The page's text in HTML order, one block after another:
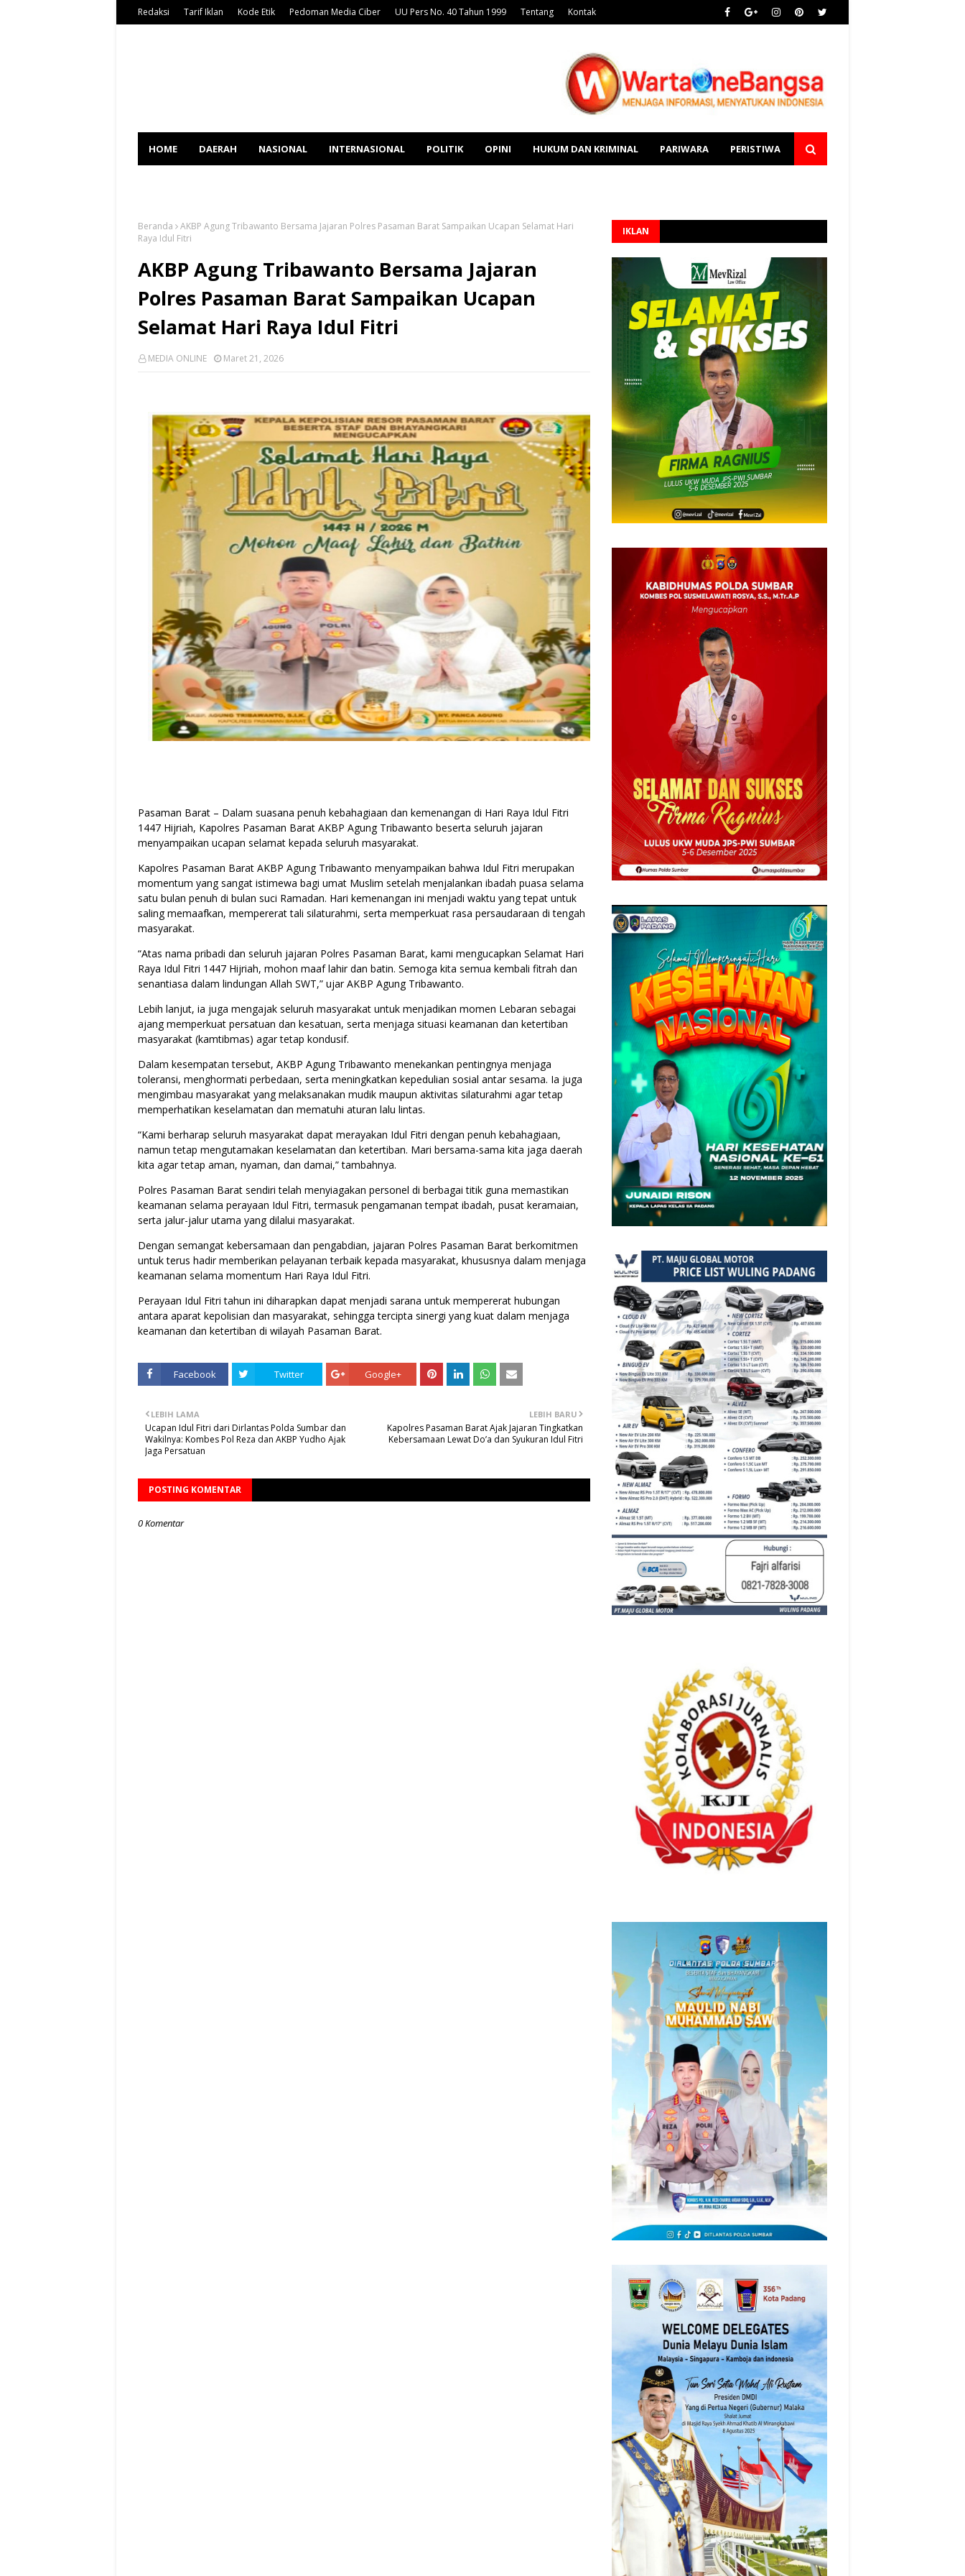
Redaksi Tarif Iklan Kode Etik Pedoman Media Ciber UU Pers No. 40 Tahun 1999 Tentang Kontak
HOME DAERAH NASIONAL INTERNASIONAL POLITIK OPINI HUKUM DAN KRIMINAL PARIWARA PERISTIWA
Beranda
AKBP Agung Tribawanto Bersama Jajaran Polres Pasaman Barat Sampaikan Ucapan Selamat Hari
Raya Idul Fitri
AKBP Agung Tribawanto Bersama Jajaran
Polres Pasaman Barat Sampaikan Ucapan
Selamat Hari Raya Idul Fitri
MEDIA ONLINE Maret 21, 2026
Pasaman Barat – Dalam suasana penuh kebahagiaan dan kemenangan di Hari Raya Idul Fitri
1447 Hijriah, Kapolres Pasaman Barat AKBP Agung Tribawanto beserta seluruh jajaran
menyampaikan ucapan selamat kepada seluruh masyarakat.
Kapolres Pasaman Barat AKBP Agung Tribawanto menyampaikan bahwa Idul Fitri merupakan
momentum yang sangat istimewa bagi umat Muslim setelah menjalankan ibadah puasa selama
satu bulan penuh di bulan suci Ramadan. Hari kemenangan ini menjadi waktu yang tepat untuk
saling memaafkan, mempererat tali silaturahmi, serta memperkuat rasa persaudaraan di tengah
masyarakat.
“Atas nama pribadi dan seluruh jajaran Polres Pasaman Barat, kami mengucapkan Selamat Hari
Raya Idul Fitri 1447 Hijriah, mohon maaf lahir dan batin. Semoga kita semua kembali fitrah dan
senantiasa dalam lindungan Allah SWT,” ujar AKBP Agung Tribawanto.
Lebih lanjut, ia juga mengajak seluruh masyarakat untuk menjadikan momen Lebaran sebagai
ajang memperkuat persatuan dan kesatuan, serta menjaga situasi keamanan dan ketertiban
masyarakat (kamtibmas) agar tetap kondusif.
Dalam kesempatan tersebut, AKBP Agung Tribawanto menekankan pentingnya menjaga
toleransi, menghormati perbedaan, serta meningkatkan kepedulian sosial antar sesama. Ia juga
mengimbau masyarakat yang melaksanakan mudik maupun aktivitas silaturahmi agar tetap
memperhatikan keselamatan dan mematuhi aturan lalu lintas.
“Kami berharap seluruh masyarakat dapat merayakan Idul Fitri dengan penuh kebahagiaan,
namun tetap mengutamakan keselamatan dan ketertiban. Mari bersama-sama kita jaga daerah
kita agar tetap aman, nyaman, dan damai,” tambahnya.
Polres Pasaman Barat sendiri telah menyiagakan personel di berbagai titik guna memastikan
keamanan selama perayaan Idul Fitri, termasuk pengamanan tempat ibadah, pusat keramaian,
serta jalur-jalur utama yang dilalui masyarakat.
Dengan semangat kebersamaan dan pengabdian, jajaran Polres Pasaman Barat berkomitmen
untuk terus hadir memberikan pelayanan terbaik kepada masyarakat, khususnya dalam menjaga
keamanan selama momentum Hari Raya Idul Fitri.
Perayaan Idul Fitri tahun ini diharapkan dapat menjadi sarana untuk mempererat hubungan
antara aparat kepolisian dan masyarakat, sehingga tercipta sinergi yang kuat dalam menjaga
keamanan dan ketertiban di wilayah Pasaman Barat.
Facebook Twitter Google+
LEBIH BARU
Kapolres Pasaman Barat Ajak Jajaran Tingkatkan
Kebersamaan Lewat Do’a dan Syukuran Idul Fitri
LEBIH LAMA
Ucapan Idul Fitri dari Dirlantas Polda Sumbar dan
Wakilnya: Kombes Pol Reza dan AKBP Yudho Ajak
Jaga Persatuan
POSTING KOMENTAR
0 Komentar
IKLAN